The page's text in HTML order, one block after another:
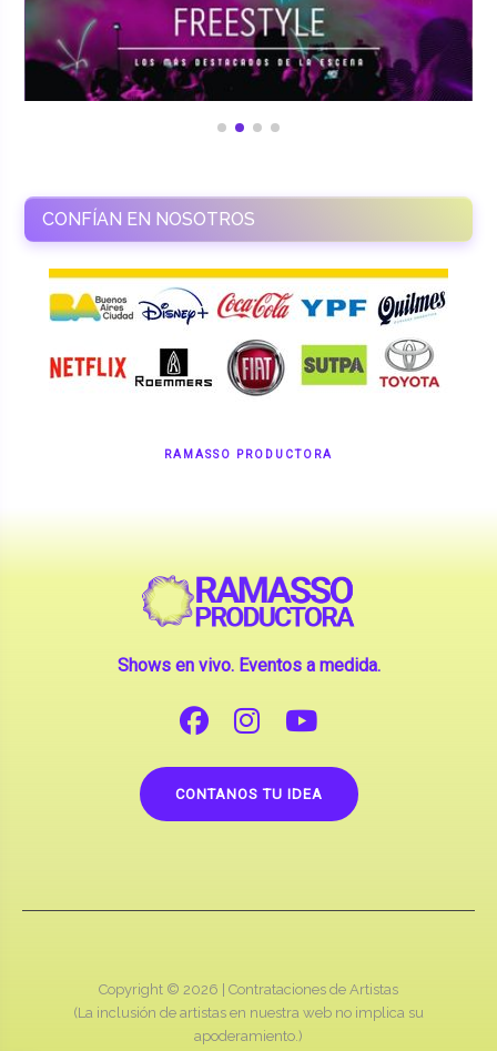
CONFÍAN EN NOSOTROS
RAMASSO PRODUCTORA
Shows en vivo. Eventos a medida.
CONTANOS TU IDEA
Copyright © 2026 | Contrataciones de Artistas
(La inclusión de artistas en nuestra web no implica su
apoderamiento.)